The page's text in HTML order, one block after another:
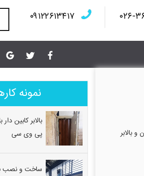
۰۹۱۲۲۶۱۳۴۱۷
بالابر
نمونه
بالابر کابین
پی وی سی
ساخت و نصب